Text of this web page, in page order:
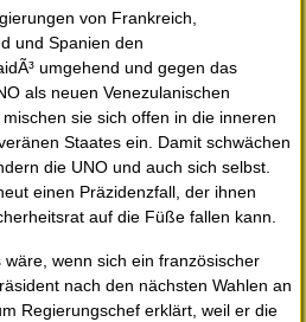
von Frankreich,
und Spanien den
umgehend und gegen das
als neuen Venezulanischen
sie sich offen in die inneren
Staates ein. Damit schwächen
die UNO und auch sich selbst.
einen Präzidenzfall, der ihnen
auf die Füße fallen kann.
wenn sich ein französischer
nach den nächsten Wahlen an
Regierungschef erklärt, weil er die